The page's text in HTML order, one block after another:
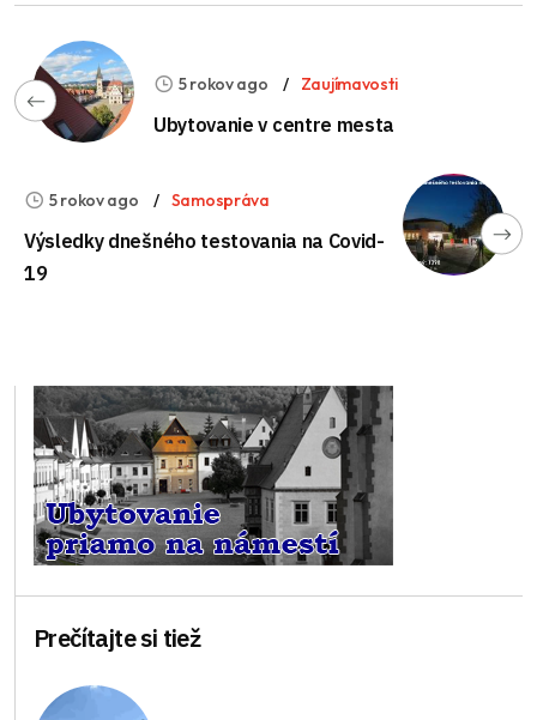
5 rokov ago Zaujímavosti
Ubytovanie v centre mesta
5 rokov ago Samospráva
Výsledky dnešného testovania na Covid-
19
Prečítajte si tiež